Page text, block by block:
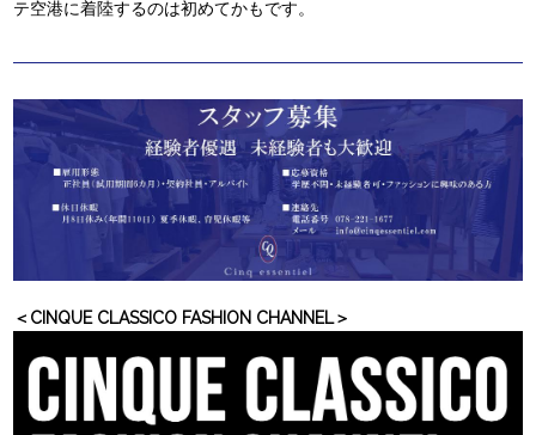
テ空港に着陸するのは初めてかもです。
＜CINQUE CLASSICO FASHION CHANNEL＞